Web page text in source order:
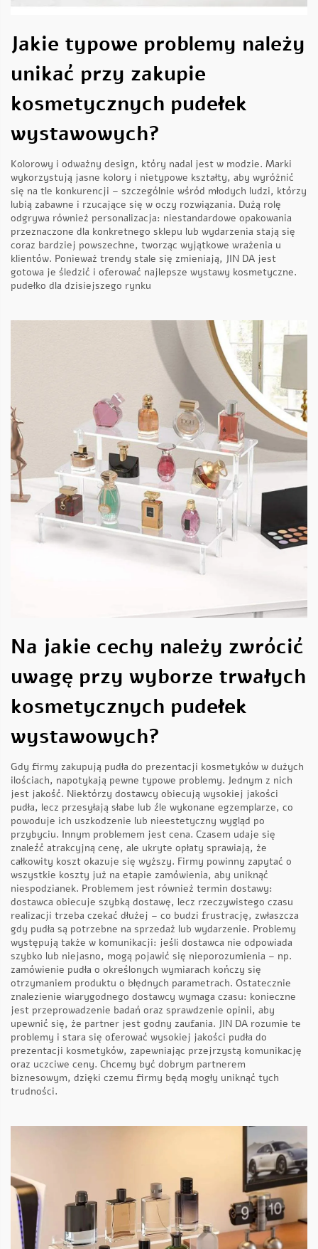
Jakie typowe problemy należy
unikać przy zakupie
kosmetycznych pudełek
wystawowych?
Kolorowy i odważny design, który nadal jest w modzie. Marki
wykorzystują jasne kolory i nietypowe kształty, aby wyróżnić
się na tle konkurencji – szczególnie wśród młodych ludzi, którzy
lubią zabawne i rzucające się w oczy rozwiązania. Dużą rolę
odgrywa również personalizacja: niestandardowe opakowania
przeznaczone dla konkretnego sklepu lub wydarzenia stają się
coraz bardziej powszechne, tworząc wyjątkowe wrażenia u
klientów. Ponieważ trendy stale się zmieniają, JIN DA jest
gotowa je śledzić i oferować najlepsze wystawy kosmetyczne.
pudełko dla dzisiejszego rynku
Na jakie cechy należy zwrócić
uwagę przy wyborze trwałych
kosmetycznych pudełek
wystawowych?
Gdy firmy zakupują pudła do prezentacji kosmetyków w dużych
ilościach, napotykają pewne typowe problemy. Jednym z nich
jest jakość. Niektórzy dostawcy obiecują wysokiej jakości
pudła, lecz przesyłają słabe lub źle wykonane egzemplarze, co
powoduje ich uszkodzenie lub nieestetyczny wygląd po
przybyciu. Innym problemem jest cena. Czasem udaje się
znaleźć atrakcyjną cenę, ale ukryte opłaty sprawiają, że
całkowity koszt okazuje się wyższy. Firmy powinny zapytać o
wszystkie koszty już na etapie zamówienia, aby uniknąć
niespodzianek. Problemem jest również termin dostawy:
dostawca obiecuje szybką dostawę, lecz rzeczywistego czasu
realizacji trzeba czekać dłużej – co budzi frustrację, zwłaszcza
gdy pudła są potrzebne na sprzedaż lub wydarzenie. Problemy
występują także w komunikacji: jeśli dostawca nie odpowiada
szybko lub niejasno, mogą pojawić się nieporozumienia – np.
zamówienie pudła o określonych wymiarach kończy się
otrzymaniem produktu o błędnych parametrach. Ostatecznie
znalezienie wiarygodnego dostawcy wymaga czasu: konieczne
jest przeprowadzenie badań oraz sprawdzenie opinii, aby
upewnić się, że partner jest godny zaufania. JIN DA rozumie te
problemy i stara się oferować wysokiej jakości pudła do
prezentacji kosmetyków, zapewniając przejrzystą komunikację
oraz uczciwe ceny. Chcemy być dobrym partnerem
biznesowym, dzięki czemu firmy będą mogły uniknąć tych
trudności.